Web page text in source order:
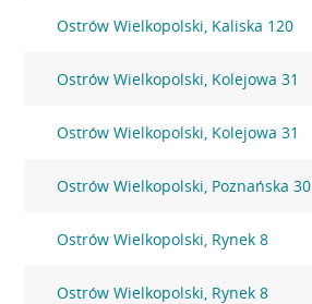
Ostrów Wielkopolski, Kaliska 120
Ostrów Wielkopolski, Kolejowa 31
Ostrów Wielkopolski, Kolejowa 31
Ostrów Wielkopolski, Poznańska 30
Ostrów Wielkopolski, Rynek 8
Ostrów Wielkopolski, Rynek 8